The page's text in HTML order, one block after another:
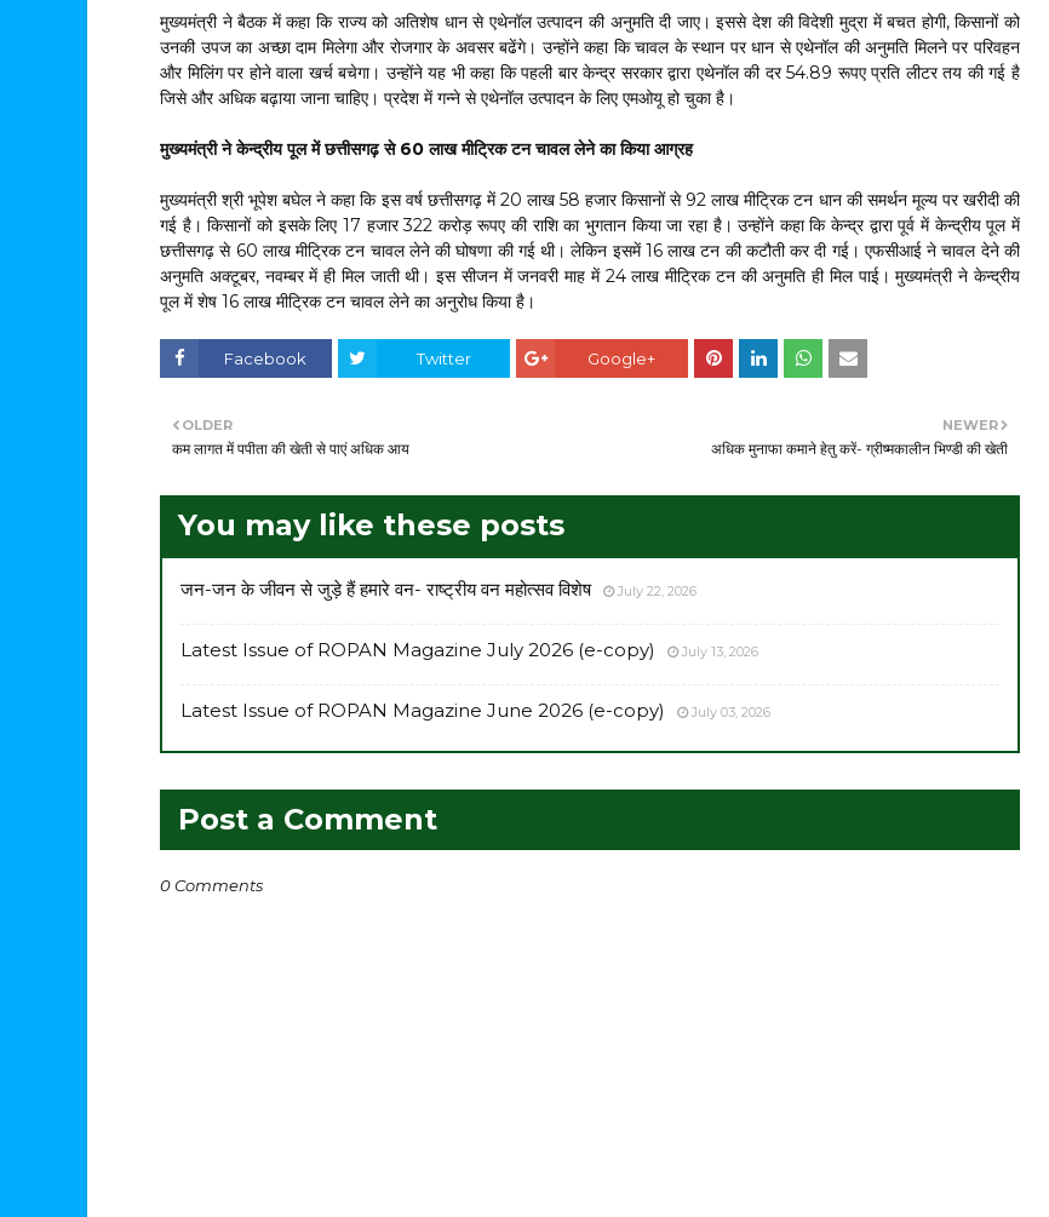
मुख्यमंत्री ने बैठक में कहा कि राज्य को अतिशेष धान से एथेनॉल उत्पादन की अनुमति दी जाए। इससे देश की विदेशी मुद्रा में बचत होगी, किसानों को
उनकी उपज का अच्छा दाम मिलेगा और रोजगार के अवसर बढेंगे। उन्होंने कहा कि चावल के स्थान पर धान से एथेनॉल की अनुमति मिलने पर परिवहन
और मिलिंग पर होने वाला खर्च बचेगा। उन्होंने यह भी कहा कि पहली बार केन्द्र सरकार द्वारा एथेनॉल की दर 54.89 रूपए प्रति लीटर तय की गई है
जिसे और अधिक बढ़ाया जाना चाहिए। प्रदेश में गन्ने से एथेनॉल उत्पादन के लिए एमओयू हो चुका है।
मुख्यमंत्री ने केन्द्रीय पूल में छत्तीसगढ़ से 60 लाख मीट्रिक टन चावल लेने का किया आग्रह
मुख्यमंत्री श्री भूपेश बघेल ने कहा कि इस वर्ष छत्तीसगढ़ में 20 लाख 58 हजार किसानों से 92 लाख मीट्रिक टन धान की समर्थन मूल्य पर खरीदी की
गई है। किसानों को इसके लिए 17 हजार 322 करोड़ रूपए की राशि का भुगतान किया जा रहा है। उन्होंने कहा कि केन्द्र द्वारा पूर्व में केन्द्रीय पूल में
छत्तीसगढ़ से 60 लाख मीट्रिक टन चावल लेने की घोषणा की गई थी। लेकिन इसमें 16 लाख टन की कटौती कर दी गई। एफसीआई ने चावल देने की
अनुमति अक्टूबर, नवम्बर में ही मिल जाती थी। इस सीजन में जनवरी माह में 24 लाख मीट्रिक टन की अनुमति ही मिल पाई। मुख्यमंत्री ने केन्द्रीय
पूल में शेष 16 लाख मीट्रिक टन चावल लेने का अनुरोध किया है।
Facebook Twitter Google+
NEWER
अधिक मुनाफा कमाने हेतु करें- ग्रीष्मकालीन भिण्डी की खेती
OLDER
कम लागत में पपीता की खेती से पाएं अधिक आय
You may like these posts
जन-जन के जीवन से जुड़े हैं हमारे वन- राष्ट्रीय वन महोत्सव विशेष July 22, 2026
Latest Issue of ROPAN Magazine July 2026 (e-copy) July 13, 2026
Latest Issue of ROPAN Magazine June 2026 (e-copy) July 03, 2026
Post a Comment
0 Comments